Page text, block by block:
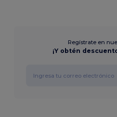
Regístrate en
¡Y obtén